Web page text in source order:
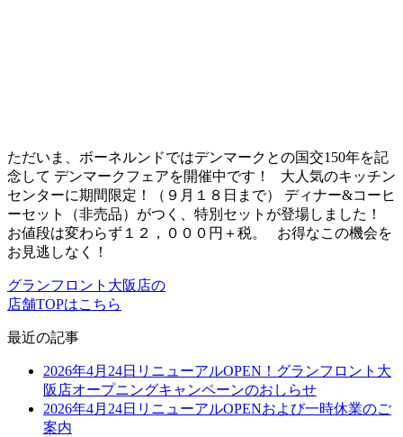
ただいま、ボーネルンドではデンマークとの国交150年を記
念して デンマークフェアを開催中です！ 大人気のキッチン
センターに期間限定！（９月１８日まで） ディナー&コーヒ
ーセット（非売品）がつく、特別セットが登場しました！
お値段は変わらず１２，０００円＋税。 お得なこの機会を
お見逃しなく！
グランフロント大阪店の
店舗TOPはこちら
最近の記事
2026年4月24日リニューアルOPEN！グランフロント大
阪店オープニングキャンペーンのおしらせ
2026年4月24日リニューアルOPENおよび一時休業のご
案内